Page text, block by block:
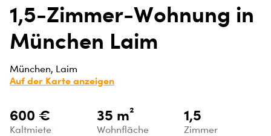
1,5-Zimmer-Wohnung in
München Laim
München, Laim
Auf der Karte anzeigen
600 €
Kaltmiete
35 m²
Wohnfläche
1,5
Zimmer